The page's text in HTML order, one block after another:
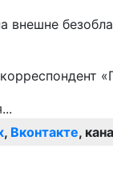
внешне
, Вконтакте,